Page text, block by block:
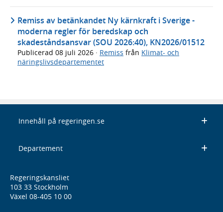
Remiss av betänkandet Ny kärnkraft i Sverige -
moderna regler för beredskap och
skadeståndsansvar (SOU 2026:40), KN2026/01512
Publicerad 08 juli 2026 · Remiss från Klimat- och
näringslivsdepartementet
Innehåll på regeringen.se
Departement
Regeringskansliet
103 33 Stockholm
Växel 08-405 10 00